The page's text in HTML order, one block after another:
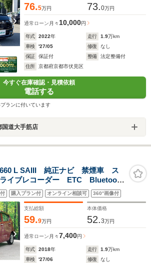
76.5万円 73.0万円
通常ローン 月々 10,000円
年式 2022年 走行 1.9万km
車検
'27/05 修復
なし
保証
保証付 整備
法定整備付
住所
京都府京都市伏見区
今すぐ在庫確認・見積依頼
電話する
ランに付いています
国道大手筋店
L SAIII 純正ナビ 禁煙車 ス
イブレコーダー ETC Bluetooth
イドリングストップ コーナーセ
ーム キーレス 誤発進抑制機能
購入プラン付 オンライン相談可 360°画像付
支払総額
59.9万円
本体価格
52.3万円
通常ローン 月々7,400円
年式 2018年 走行 1.9万km
車検
'27/06 修復
なし